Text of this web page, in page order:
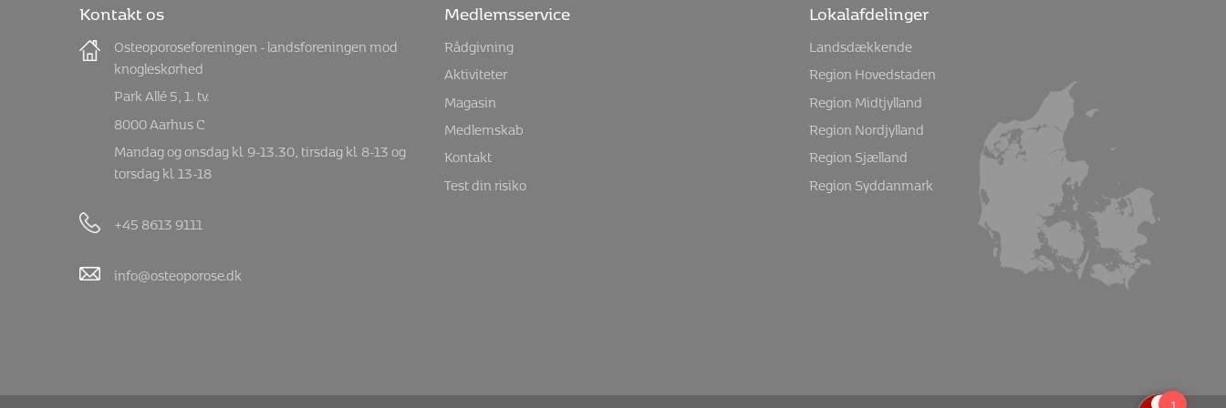
Kontakt os
Osteoporoseforeningen - landsforeningen mod
knogleskørhed
Park Allé 5, 1. tv.
8000 Aarhus C
Mandag og onsdag kl. 9-13.30, tirsdag kl. 8-13 og
torsdag kl. 13-18
+45 8613 9111
info@osteoporose.dk
Medlemsservice
Rådgivning
Aktiviteter
Magasin
Medlemskab
Kontakt
Test din risiko
Lokalafdelinger
Landsdækkende
Region Hovedstaden
Region Midtjylland
Region Nordjylland
Region Sjælland
Region Syddanmark